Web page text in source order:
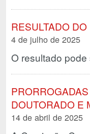
RESULTADO
4 de julho de 2025
O resultado
DOUTORADO E
14 de abril de 2025